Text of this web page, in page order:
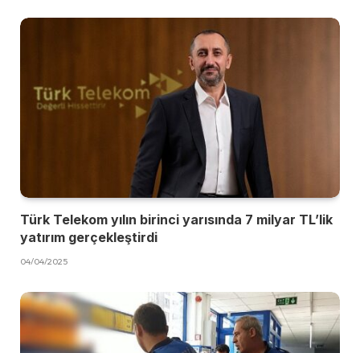
Türk Telekom yılın birinci yarısında 7 milyar TL’lik
yatırım gerçekleştirdi
04/04/2025